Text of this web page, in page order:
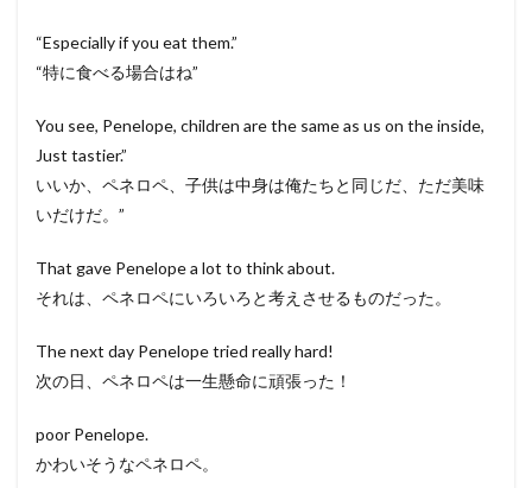
“Especially if you eat them.”
“特に食べる場合はね”
You see, Penelope, children are the same as us on the inside,
Just tastier.”
いいか、ペネロペ、子供は中身は俺たちと同じだ、ただ美味
いだけだ。”
That gave Penelope a lot to think about.
それは、ペネロペにいろいろと考えさせるものだった。
The next day Penelope tried really hard!
次の日、ペネロペは一生懸命に頑張った！
poor Penelope.
かわいそうなペネロペ。